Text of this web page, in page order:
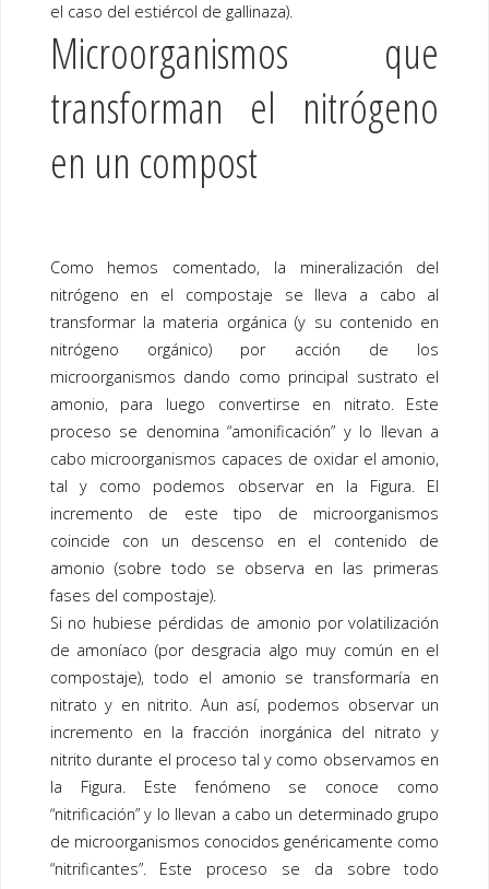
el caso del estiércol de gallinaza).
Microorganismos que
transforman el nitrógeno
en un compost
Como hemos comentado, la mineralización del
nitrógeno en el compostaje se lleva a cabo al
transformar la materia orgánica (y su contenido en
nitrógeno orgánico) por acción de los
microorganismos dando como principal sustrato el
amonio, para luego convertirse en nitrato. Este
proceso se denomina “amonificación” y lo llevan a
cabo microorganismos capaces de oxidar el amonio,
tal y como podemos observar en la Figura. El
incremento de este tipo de microorganismos
coincide con un descenso en el contenido de
amonio (sobre todo se observa en las primeras
fases del compostaje).
Si no hubiese pérdidas de amonio por volatilización
de amoníaco (por desgracia algo muy común en el
compostaje), todo el amonio se transformaría en
nitrato y en nitrito. Aun así, podemos observar un
incremento en la fracción inorgánica del nitrato y
nitrito durante el proceso tal y como observamos en
la Figura. Este fenómeno se conoce como
“nitrificación” y lo llevan a cabo un determinado grupo
de microorganismos conocidos genéricamente como
“nitrificantes”. Este proceso se da sobre todo